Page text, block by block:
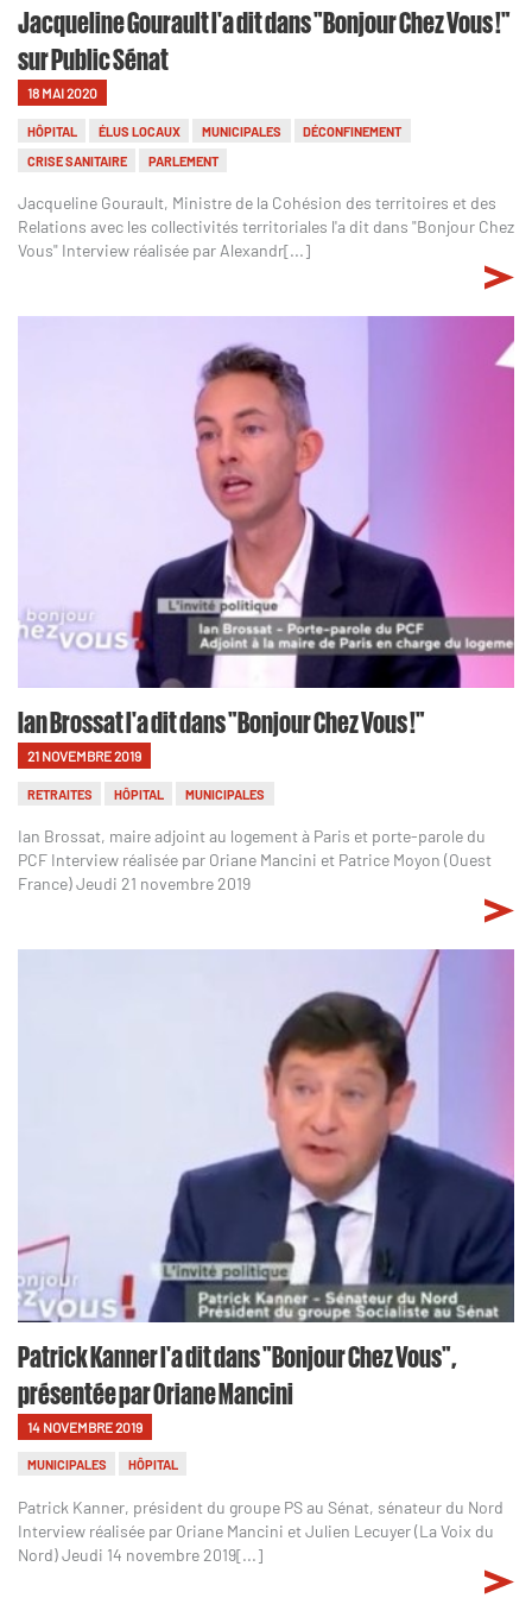
Jacqueline Gourault l'a dit dans "Bonjour Chez Vous !"
sur Public Sénat
18 MAI 2020
HÔPITAL ÉLUS LOCAUX MUNICIPALES
DÉCONFINEMENT
CRISE SANITAIRE
PARLEMENT
Jacqueline Gourault, Ministre de la Cohésion des territoires et des
Relations avec les collectivités territoriales l'a dit dans "Bonjour Chez
Vous" Interview réalisée par Alexandr[...]
Ian Brossat l'a dit dans "Bonjour Chez Vous !"
21 NOVEMBRE 2019
RETRAITES HÔPITAL MUNICIPALES
Ian Brossat, maire adjoint au logement à Paris et porte-parole du
PCF Interview réalisée par Oriane Mancini et Patrice Moyon (Ouest
France) Jeudi 21 novembre 2019
Patrick Kanner l'a dit dans "Bonjour Chez Vous",
présentée par Oriane Mancini
14 NOVEMBRE 2019
MUNICIPALES HÔPITAL
Patrick Kanner, président du groupe PS au Sénat, sénateur du Nord
Interview réalisée par Oriane Mancini et Julien Lecuyer (La Voix du
Nord) Jeudi 14 novembre 2019[...]